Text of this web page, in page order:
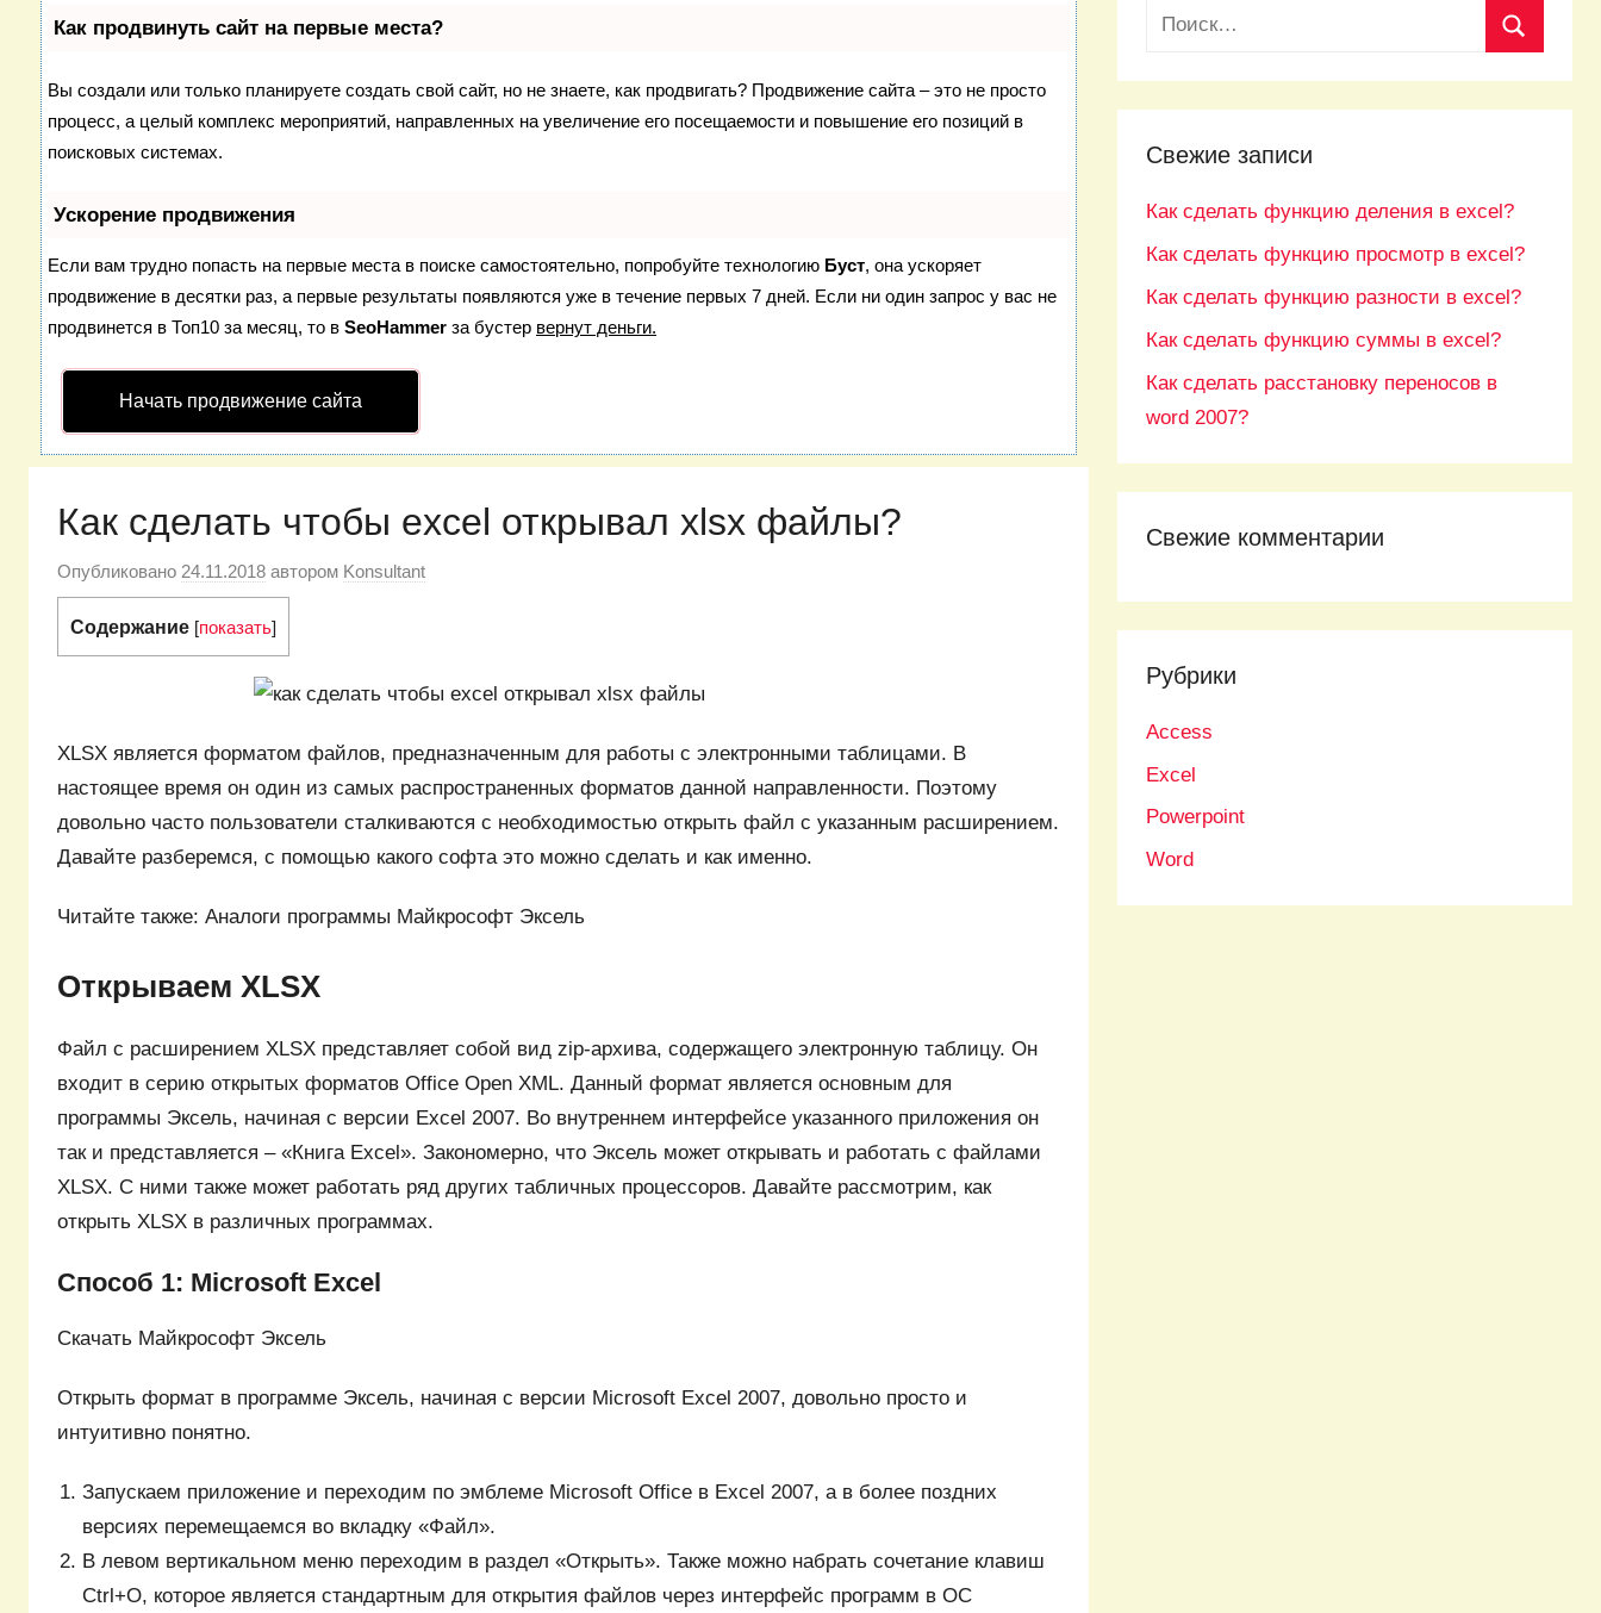
Как продвинуть сайт на первые места?
Вы создали или только планируете создать свой сайт, но не знаете, как продвигать? Продвижение сайта – это не просто
процесс, а целый комплекс мероприятий, направленных на увеличение его посещаемости и повышение его позиций в
поисковых системах.
Ускорение продвижения
Если вам трудно попасть на первые места в поиске самостоятельно, попробуйте технологию Буст, она ускоряет
продвижение в десятки раз, а первые результаты появляются уже в течение первых 7 дней. Если ни один запрос у вас не
продвинется в Топ10 за месяц, то в SeoHammer за бустер вернут деньги.
Начать продвижение сайта
Как сделать чтобы excel открывал xlsx файлы?
Опубликовано 24.11.2018 автором Konsultant
Содержание [показать]
XLSX является форматом файлов, предназначенным для работы с электронными таблицами. В
настоящее время он один из самых распространенных форматов данной направленности. Поэтому
довольно часто пользователи сталкиваются с необходимостью открыть файл с указанным расширением.
Давайте разберемся, с помощью какого софта это можно сделать и как именно.
Читайте также: Аналоги программы Майкрософт Эксель
Открываем XLSX
Файл с расширением XLSX представляет собой вид zip-архива, содержащего электронную таблицу. Он
входит в серию открытых форматов Office Open XML. Данный формат является основным для
программы Эксель, начиная с версии Excel 2007. Во внутреннем интерфейсе указанного приложения он
так и представляется – «Книга Excel». Закономерно, что Эксель может открывать и работать с файлами
XLSX. С ними также может работать ряд других табличных процессоров. Давайте рассмотрим, как
открыть XLSX в различных программах.
Способ 1: Microsoft Excel
Скачать Майкрософт Эксель
Открыть формат в программе Эксель, начиная с версии Microsoft Excel 2007, довольно просто и
интуитивно понятно.
Запускаем приложение и переходим по эмблеме Microsoft Office в Excel 2007, а в более поздних
версиях перемещаемся во вкладку «Файл».
В левом вертикальном меню переходим в раздел «Открыть». Также можно набрать сочетание клавиш
Ctrl+O, которое является стандартным для открытия файлов через интерфейс программ в ОС
Свежие записи
Как сделать функцию деления в excel?
Как сделать функцию просмотр в excel?
Как сделать функцию разности в excel?
Как сделать функцию суммы в excel?
Как сделать расстановку переносов в
word 2007?
Свежие комментарии
Рубрики
Access
Excel
Powerpoint
Word